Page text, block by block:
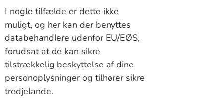
I nogle tilfælde er dette ikke
muligt, og her kan der benyttes
databehandlere udenfor EU/EØS,
forudsat at de kan sikre
tilstrækkelig beskyttelse af dine
personoplysninger og tilhører sikre
tredjelande.